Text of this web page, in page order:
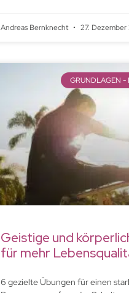
Andreas Bernknecht 27.
GRUNDLAGEN -
Geistige und
für mehr
6 gezielte Übungen für einen